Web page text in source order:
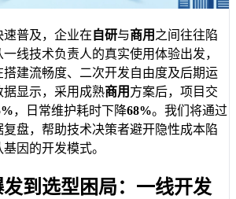
速普及，企业在 自研与商用 之间往往陷
线技术负责人的真实使用体验出发，
建流畅度、二次开发自由度及后期运
显示，采用成熟商用 方案后，项目交
，日常维护耗时下降68%。我们将通过
盘，帮助技术决策者避开隐性成本陷
因的开发模式。
到选型困局：一线开发